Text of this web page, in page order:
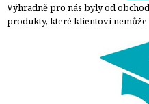
Výhradně pro nás byly od
produkty, které klientovi